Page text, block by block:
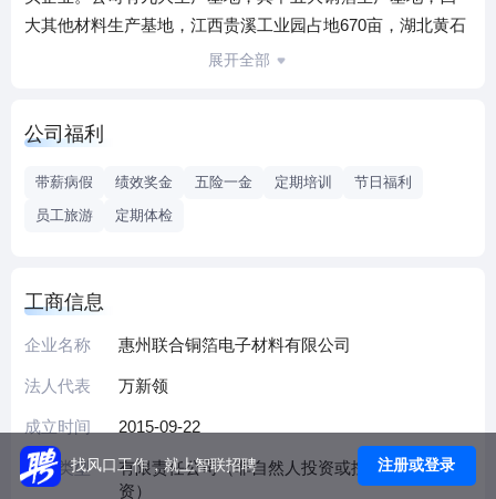
大其他材料生产基地，江西贵溪工业园占地670亩，湖北黄石
家自主研发并生产电解铜箔的企业。主营业务为各类锂电铜
其中自主研发量产的3.5-6微米锂电铜箔领先行业，产品经广
获批成立“广东省电解铜箔工程技术研究开发中心”。国家和地
方锂电铜箔行业标准起草者。
内、国际体系认证，目前与特斯拉、宁德时代、比亚迪、中
创新航、LG新能源、ATL、SKI、松下等国际知名企业建立多
年稳定的合作关系。
我们在薪酬福利、晋升机制，公司环境、住宿环境等方面均
展开全部
公司福利
带薪病假 绩效奖金 五险一金 定期培训
节日福利
员工旅游
定期体检
工商信息
企业名称 惠州联合铜箔电子材料有限公司
法人代表 万新领
成立时间 2015-09-22
企业类型
有限责任公司（非自然人投资或控股的法人独
资）
找风口工作，就上智联招聘 注册或登录